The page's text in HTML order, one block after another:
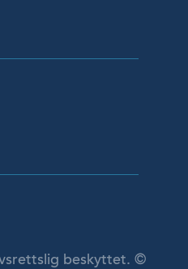
beskyttet. ©